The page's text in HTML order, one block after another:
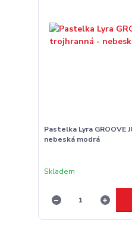
Pastelka Lyra GROOVE
nebeská modrá
Skladem